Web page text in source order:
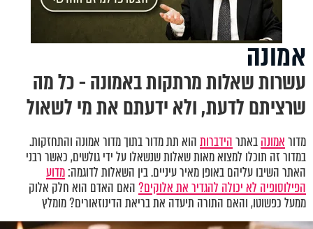
אמונה
עשרות שאלות מרתקות באמונה - כל מה
שרציתם לדעת, ולא ידעתם את מי לשאול
מדוראמונהבאתרהידברותהוא תת מדור בתוך מדור אמונה והתחזקות.
במדור זה תוכלו למצוא מאות שאלות שנשאלו על ידי גולשים, כאשר רבני
האתר השיבו עליהם באופן מאיר עיניים. בין השאלות לדוגמה:מדוע
הפילוסופיה לא יכולה להגדיר את אלוקים?האם האדם הוא חלק אלוק
ממעל כפשוטו, והאם התורה תיעדה את בריאת הדינוזאורים? מומלץ